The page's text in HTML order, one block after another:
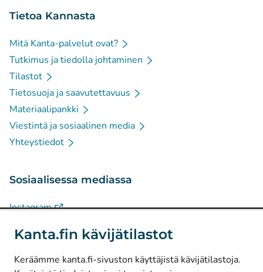
Kanta.fin kävijätilastot
Keräämme kanta.fi-sivuston käyttäjistä kävijätilastoja.
Tietoa Kannasta
Mitä Kanta-palvelut ovat?
Tutkimus ja tiedolla johtaminen
Tilastot
Tietosuoja ja saavutettavuus
Materiaalipankki
Viestintä ja sosiaalinen media
Yhteystiedot
Sosiaalisessa mediassa
Instagram(Avautuu uuteen välilehteen)
Facebook(Avautuu uuteen välilehteen)